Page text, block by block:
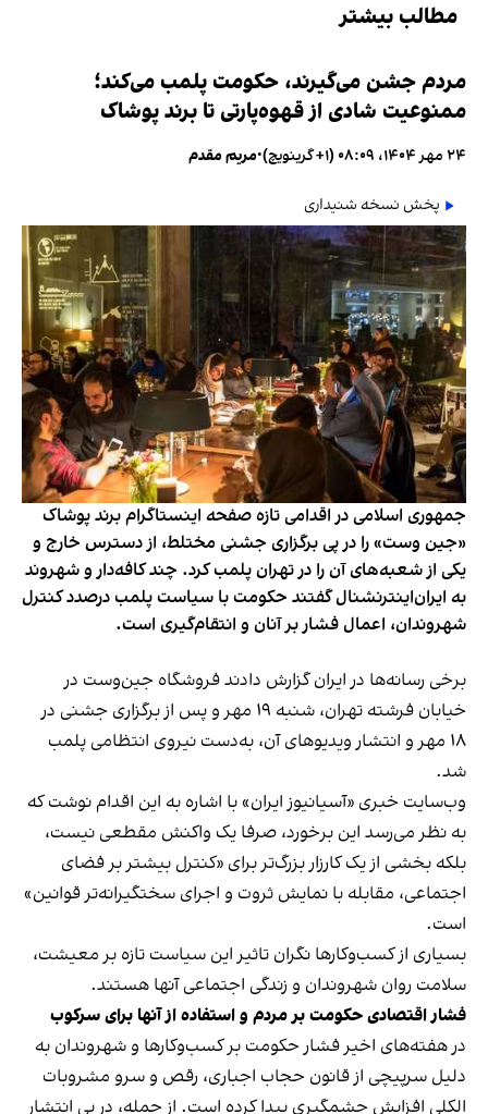
مطالب بیشتر
مردم جشن می‌گیرند، حکومت پلمب می‌کند؛
ممنوعیت شادی از قهوه‌پارتی تا برند پوشاک
۲۴ مهر ۱۴۰۴، ۰۸:۰۹ (‎+۱ گرینویچ) •مریم مقدم
پخش نسخه شنیداری
جمهوری اسلامی در اقدامی تازه صفحه اینستاگرام برند پوشاک
«جین وست» را در پی برگزاری جشنی مختلط، از دسترس خارج و
یکی از شعبه‌های آن را در تهران پلمب کرد. چند کافه‌‌دار و شهروند
به ایران‌اینترنشنال گفتند حکومت با سیاست پلمب درصدد کنترل
شهروندان، اعمال فشار بر آنان و انتقام‌گیری است.
برخی رسانه‌ها در ایران گزارش دادند فروشگاه جین‌وست در
خیابان فرشته تهران، شنبه ۱۹ مهر و پس از برگزاری جشنی در
۱۸ مهر و انتشار ویدیوهای آن، به‌دست نیروی انتظامی پلمب
شد.
وب‌سایت خبری «آسیانیوز ایران» با اشاره به این اقدام نوشت که
به نظر می‌رسد این برخورد، صرفا یک واکنش مقطعی نیست،
بلکه بخشی از یک کارزار بزرگ‌تر برای «کنترل بیشتر بر فضای
اجتماعی، مقابله با نمایش ثروت و اجرای سختگیرانه‌تر قوانین»
است.
بسیاری از کسب‌وکارها نگران تاثیر این سیاست‌ تازه بر معیشت،
سلامت روان شهروندان و زندگی اجتماعی آنها هستند.
فشار اقتصادی حکومت بر مردم و استفاده از آنها برای سرکوب
در هفته‌های اخیر فشار حکومت بر کسب‌وکارها و شهروندان به
دلیل سرپیچی از قانون حجاب اجباری، رقص و سرو مشروبات
الکلی افزایش چشمگیری پیدا کرده است. از جمله، در پی انتشار